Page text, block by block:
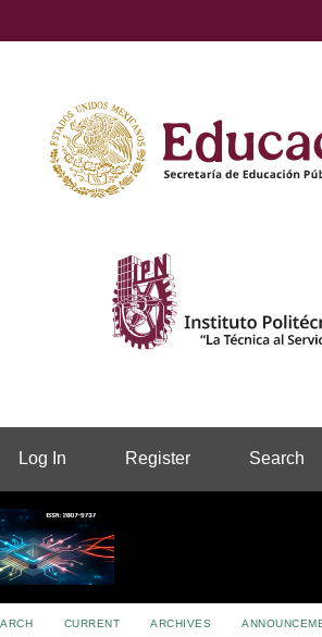
Log In Register Search
CURRENT ARCHIVES